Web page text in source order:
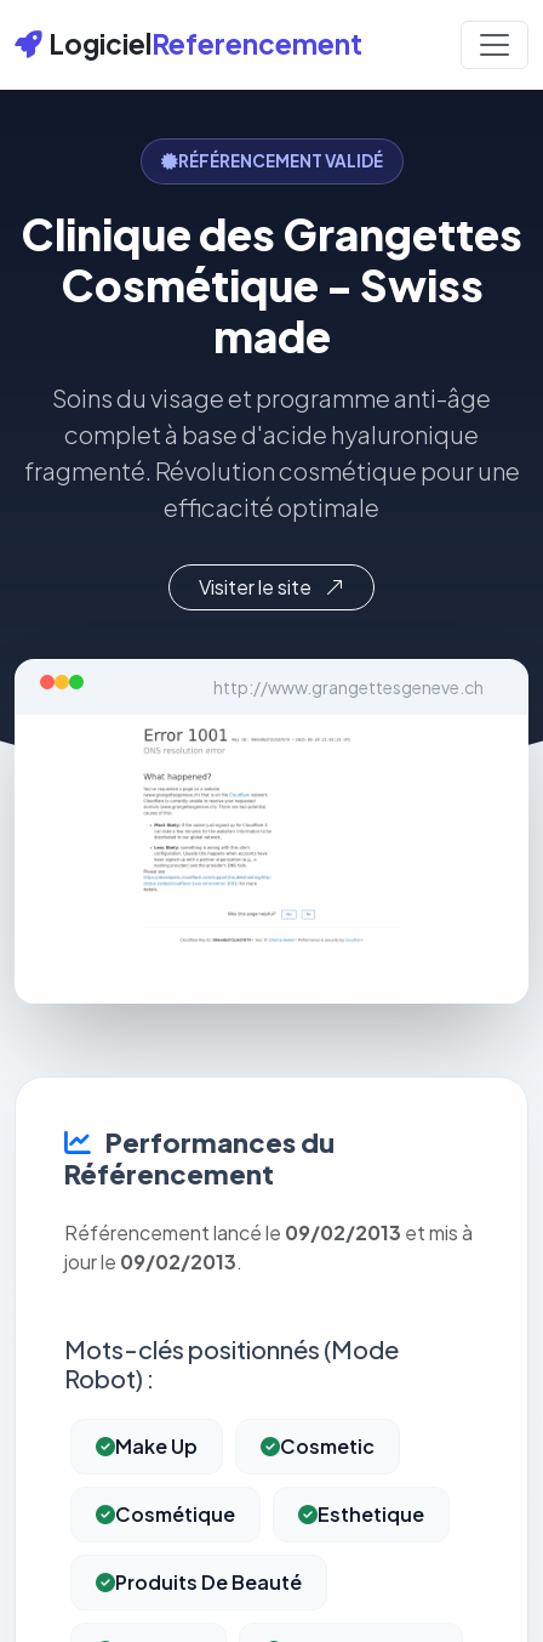
LogicielReferencement
RÉFÉRENCEMENT VALIDÉ
Clinique des Grangettes
Cosmétique - Swiss
made
Soins du visage et programme anti-âge
complet à base d'acide hyaluronique
fragmenté. Révolution cosmétique pour une
efficacité optimale
Visiter le site
http://www.grangettesgeneve.ch
Performances du
Référencement
Référencement lancé le 09/02/2013 et mis à
jour le 09/02/2013.
Mots-clés positionnés (Mode
Robot) :
Make Up Cosmetic
Cosmétique Esthetique
Produits De Beauté